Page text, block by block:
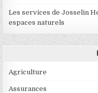
Les services de Josselin
espaces naturels
Agriculture
Assurances